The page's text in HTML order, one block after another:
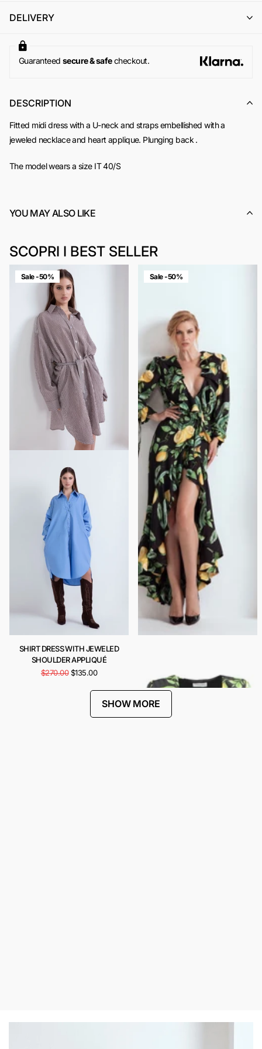
Per maggiori informazioni, si invita a consultare la sezione
DELIVERY
Guaranteed secure & safecheckout.
DESCRIPTION
Fitted midi dress with a U-neck and straps embellished with a
jeweled necklace and heart applique. Plunging back .
The model wears a size IT 40/S
YOU MAY ALSO LIKE
SCOPRI I BEST SELLER
Sale -50%
SHIRT DRESS WITH JEWELED
SHOULDER APPLIQUÉ
$270.00$135.00
Sale -50%
SHOW MORE